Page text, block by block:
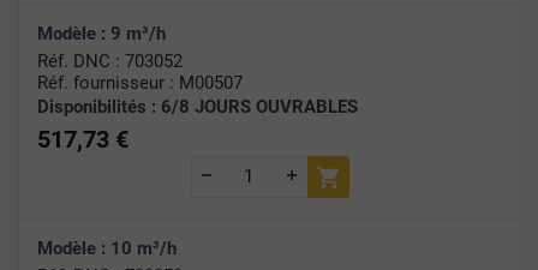
Modèle : 9 m³/h
Réf. DNC : 703052
Réf. fournisseur : M00507
Disponibilités : 6/8 JOURS OUVRABLES
517,73 €
Modèle : 10 m³/h